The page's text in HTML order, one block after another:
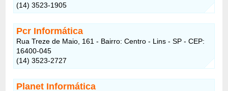
(14) 3523-1905
Pcr Informática
Rua Treze de Maio, 161 - Bairro: Centro - Lins - SP - CEP:
16400-045
(14) 3523-2727
Planet Informática